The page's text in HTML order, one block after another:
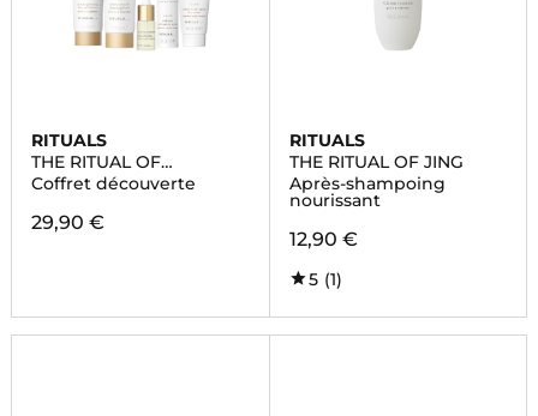
RITUALS
THE RITUAL OF
NAMASTE
Coffret découverte
29,90 €
RITUALS
THE RITUAL OF JING
Après-shampoing
nourissant
12,90 €
5 (1)